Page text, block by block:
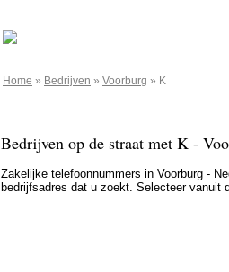
Home » Bedrijven » Voorburg » K
Bedrijven op de straat met K -
Zakelijke telefoonnummers in Voorburg -
bedrijfsadres dat u zoekt. Selecteer vanuit